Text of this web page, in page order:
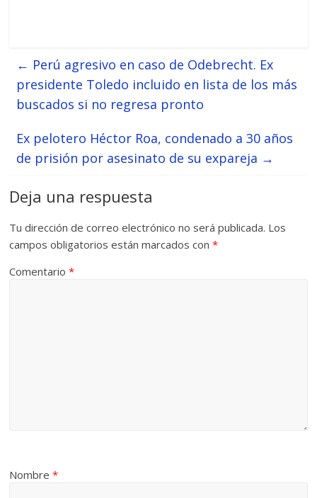
← Perú agresivo en caso de Odebrecht. Ex
presidente Toledo incluido en lista de los más
buscados si no regresa pronto
Ex pelotero Héctor Roa, condenado a 30 años
de prisión por asesinato de su expareja →
Deja una respuesta
Tu dirección de correo electrónico no será publicada. Los
campos obligatorios están marcados con*
Comentario*
Nombre*